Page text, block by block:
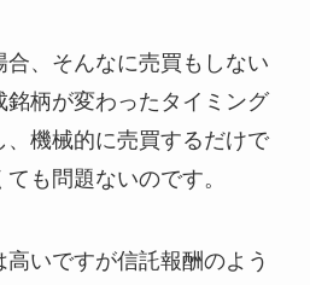
、そんなに売買もしない
銘柄が変わったタイミング
、機械的に売買するだけで
も問題ないのです。
いですが信託報酬のよう